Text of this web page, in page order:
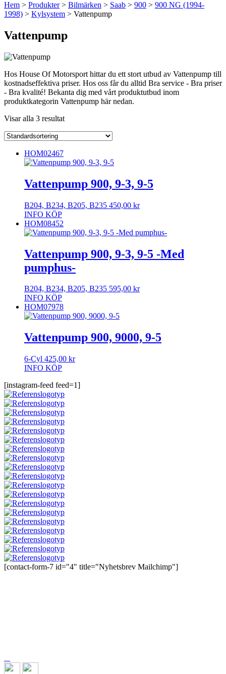
Hem > Produkter> Bilmärken > Saab > 900 > 900 NG (1994-
1998) > Kylsystem > Vattenpump
Vattenpump
Hos House Of Motorsport hittar du ett stort utbud av Vattenpump till
kostnadseffektiva priser. Hos oss får du alltid Bra service - Bra priser
- Bra kvalité! Bekanta dig med vårt produktutbud inom
produktkategorin Vattenpump här nedan.
Visar alla 3 resultat
HOM02467
Vattenpump 900, 9-3, 9-5
B204, B234, B205, B235 450,00 kr
INFO KÖP
HOM08452
Vattenpump 900, 9-3, 9-5 -Med
pumphus-
B204, B234, B205, B235 595,00 kr
INFO KÖP
HOM07978
Vattenpump 900, 9000, 9-5
6-Cyl 425,00 kr
INFO KÖP
[instagram-feed feed=1]
[contact-form-7 id="4" title="Nyhetsbrev Mailchimp"]